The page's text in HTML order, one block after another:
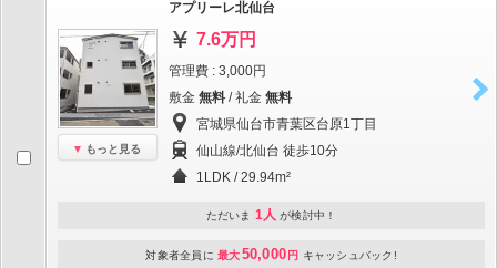
もっと見る
アプリーレ北仙台
7.6万円
管理費 : 3,000円
敷金 無料 / 礼金 無料
宮城県仙台市青葉区台原1丁目
仙山線/北仙台 徒歩10分
1LDK / 29.94m²
ただいま 1人 が検討中！
対象者全員に 最大50,000 円 キャッシュバック!